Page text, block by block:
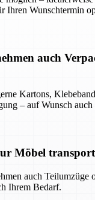
Ihren Wunschtermin
auch
Kartons,
– auf Wunsch
Möbel
auch Teilumzüge
Ihrem Bedarf.